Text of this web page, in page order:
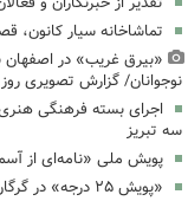
تماشاخانه سیار کانون،
«بیرق غریب» در اصفهان
نوجوانان/ گزارش تصویری
اجرای بسته فرهنگی هنری
سه تبریز
پویش ملی «نامه‌ای از
«پویش ۲۵ درجه» در گرگان؛ آموزش مصرف بهینه انرژی به نسل آینده